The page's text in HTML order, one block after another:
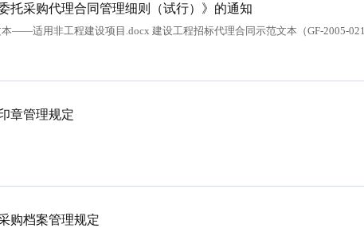
托采购代理合同管理细则（试行）》的通知
——适用非工程建设项目.docx 建设工程招标代理合同示范文本（GF-2005-
章管理规定
购档案管理规定